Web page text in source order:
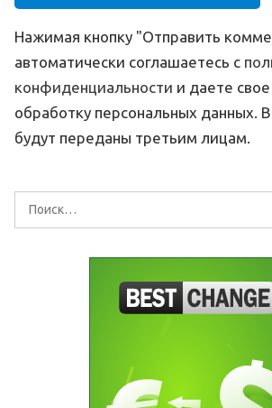
Нажимая кнопку "Отправить
автоматически соглашаетесь с
конфиденциальности и даете свое
обработку персональных данных.
будут переданы третьим лицам.
Найти: